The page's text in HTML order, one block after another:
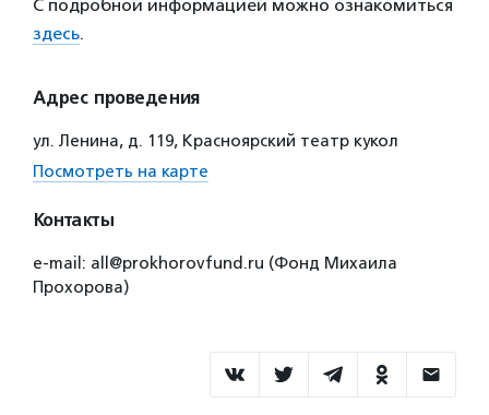
С подробной информацией можно ознакомиться
здесь.
Адрес проведения
ул. Ленина, д. 119, Красноярский театр кукол
Посмотреть на карте
Контакты
e-mail: all@prokhorovfund.ru (Фонд Михаила
Прохорова)